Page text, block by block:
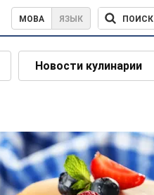
МОВА ЯЗЫК ПОИСК
Новости кулинарии